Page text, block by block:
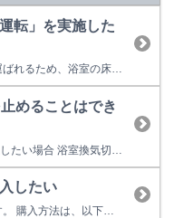
転」を実施した
プラズマクラスターイオンは風に乗って運ばれるため、浴室の床面に風が当たらないとピンク汚れの抑制効果が低下します。 浴室の床面に風が当たる風向に設定してください。 ピンク汚れは繁殖力が強いため、浴室イオン運転を毎日実施しないとピンク汚れの抑制効果が低下します。 浴室イオン運転は毎日実施してください。 また、浴室イオン運転は運転開始予約ができるため予約設定をお勧めします。 浴室の24時...
めることはでき
したい
取扱説明書は、部品として販売しています。 購入方法は、以下の方法があります。 （１）リンナイ商品取扱い店様で購入する ご注文後、お取り寄せになります。 （２）インターネットを利用して購入する 交換部品はインターネットを利用して簡単にご購入いただけます。 【リンナイ公式部品販売サイト Rinnai Style（リンナイスタイル）】をご利用ください。 ※...